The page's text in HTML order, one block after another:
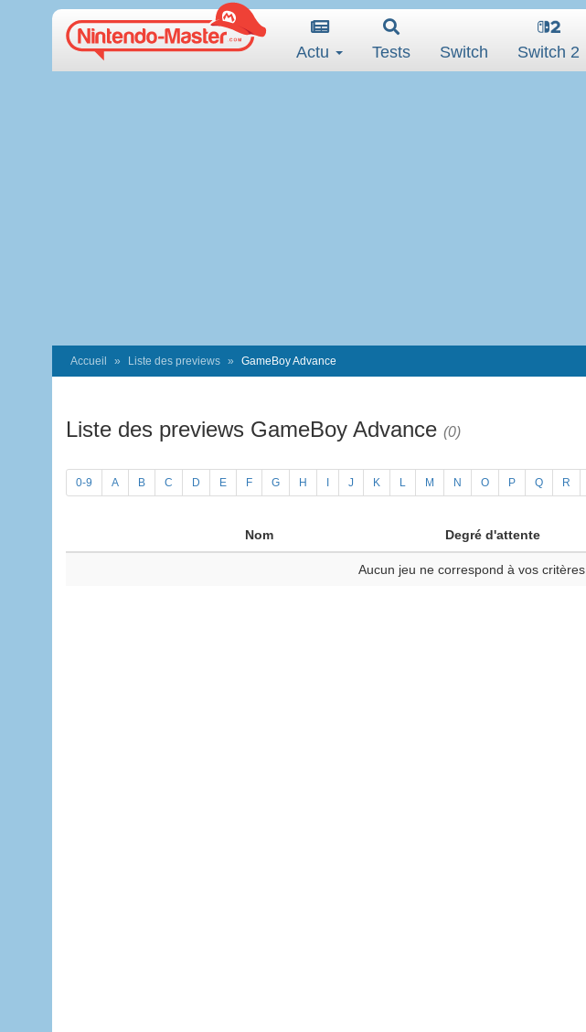
Actu Tests Switch Switch 2
Accueil Liste des previews GameBoy Advance
Liste des previews GameBoy Advance (0)
0-9 A B C D E F G H J K L M N O P Q R
Nom Degré d'attente
Aucun jeu ne correspond à vos critères.